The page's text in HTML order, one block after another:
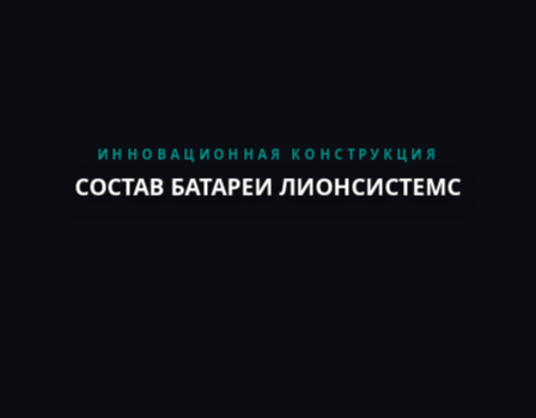
ИННОВАЦИОННАЯ КОНСТРУКЦИЯ
СОСТАВ БАТАРЕИ ЛИОНСИСТЕМС